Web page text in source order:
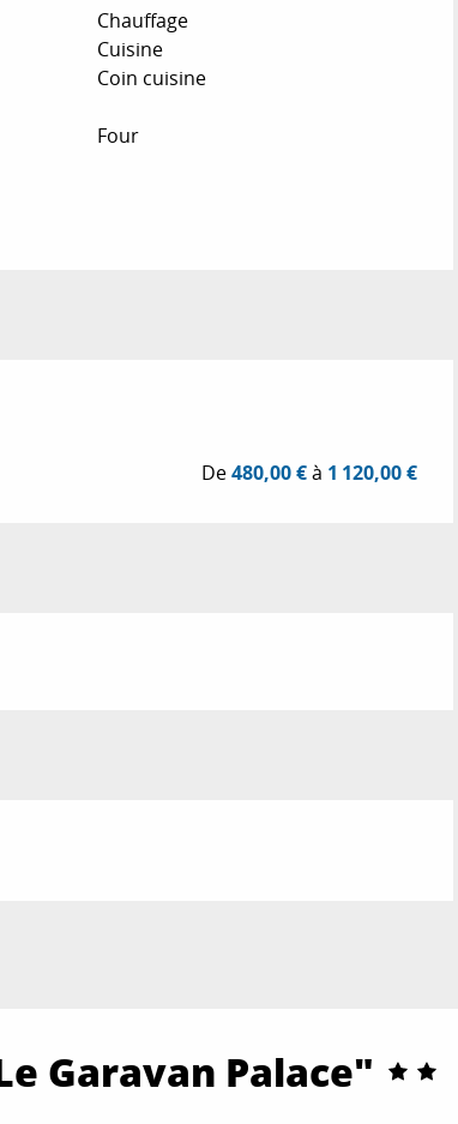
Chauffage
Cuisine
Coin cuisine
Four
De480,00 €à 1 120,00 €
Garavan Palace"